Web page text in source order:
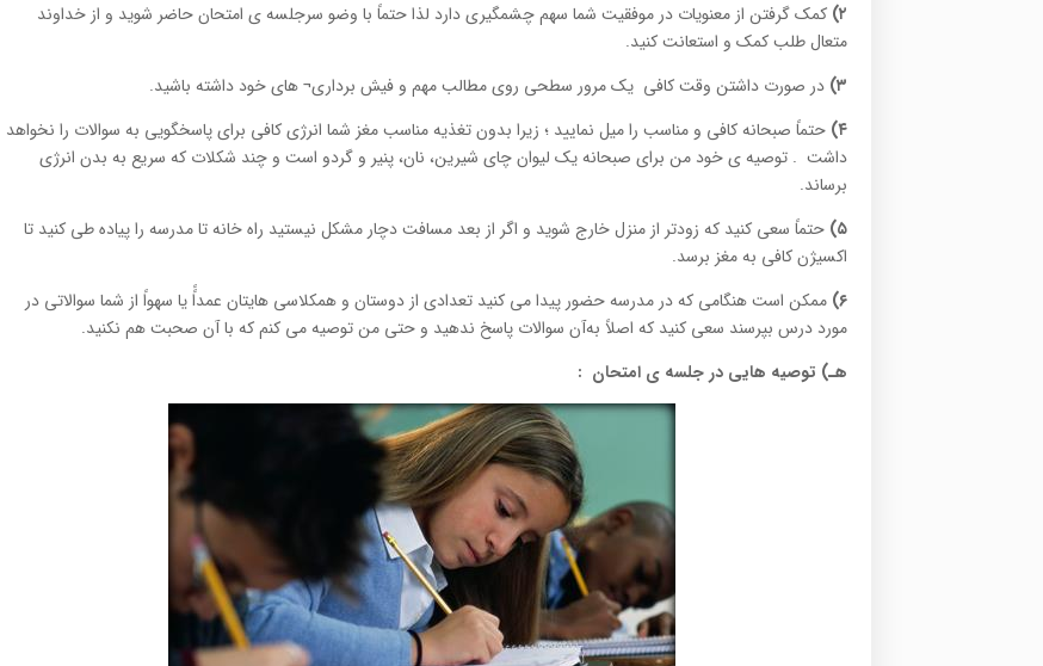
۲) کمک گرفتن از معنویات در موفقیت شما سهم چشمگیری دارد لذا حتماً با وضو سرجلسه ی امتحان حاضر شوید و از خداوند
متعال طلب کمک و استعانت کنید.
۳) در صورت داشتن وقت کافی یک مرور سطحی روی مطالب مهم و فیش برداری¬ های خود داشته باشید.
۴) حتماً صبحانه کافی و مناسب را میل نمایید ؛ زیرا بدون تغذیه مناسب مغز شما انرژی کافی برای پاسخگویی به سوالات را نخواهد
داشت . توصیه ی خود من برای صبحانه یک لیوان چای شیرین، نان، پنیر و گردو است و چند شکلات که سریع به بدن انرژی
برساند.
۵) حتماً سعی کنید که زودتر از منزل خارج شوید و اگر از بعد مسافت دچار مشکل نیستید راه خانه تا مدرسه را پیاده طی کنید تا
اکسیژن کافی به مغز برسد.
۶) ممکن است هنگامی که در مدرسه حضور پیدا می کنید تعدادی از دوستان و همکلاسی هایتان عمداًً یا سهواً از شما سوالاتی در
مورد درس بپرسند سعی کنید که اصلاً به‌‌آن سوالات پاسخ ندهید و حتی من توصیه می کنم که با‌ آن صحبت هم نکنید.
هـ) توصیه هایی در جلسه ی امتحان :